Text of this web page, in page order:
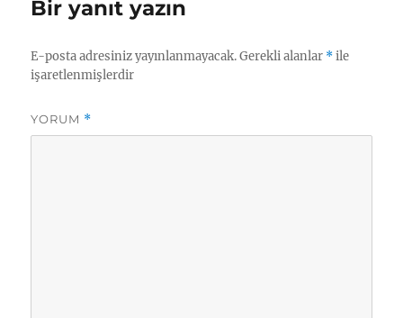
Bir yanıt yazın
E-posta adresiniz yayınlanmayacak. Gerekli alanlar *ile
işaretlenmişlerdir
YORUM *